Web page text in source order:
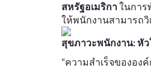
สหรัฐอเมริกาในการ
ให้พนักงานสามารถวิ
สุขภาวะพนักงาน: หั
“ความสำเร็จขององ